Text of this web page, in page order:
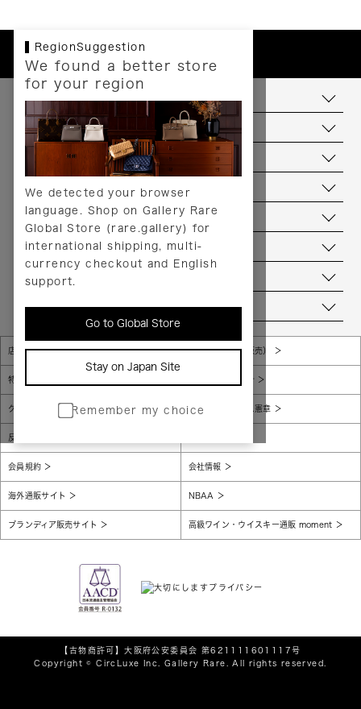
RegionSuggestion
We found a better store
for your region
We detected your browser
language. Shop on Gallery Rare
Global Store (rare.gallery) for
international shipping, multi-
currency checkout and English
support.
Go to Global Store
Stay on Japan Site
Remember my choice
お支払いについて
配送について
送料について
返品について
サービス
ヘルプ
お問い合わせ
当店について
店舗一覧 販売規約（店頭販売）
特定商取引法に基づく表示 個人情報保護方針
グローバルプライバシーポリシー コンプライアンス憲章
反社会的勢力に対する基本方針
会員規約 会社情報
海外通販サイト NBAA
ブランディア販売サイト 高級ワイン・ウイスキー通販 moment
【古物商許可】大阪府公安委員会 第621111601117号
Copyright © CircLuxe Inc. Gallery Rare. All rights reserved.